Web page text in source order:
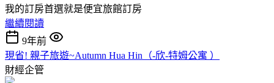
我的訂房首選就是便宜旅館訂房
繼續閱讀
9年前
現省! 親子旅遊~Autumn Hua Hin（-欣-特姆公寓 ）
財經企管